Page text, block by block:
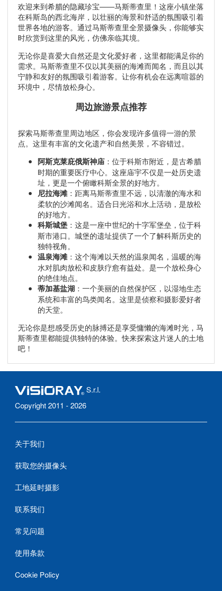
欢迎来到希腊的隐藏珍宝——马斯蒂查里！这座小镇坐落
在科斯岛的西北海岸，以壮丽的海景和舒适的氛围吸引着
世界各地的游客。通过马斯蒂查里全景摄像头，你能够实
时欣赏到这里的风光，仿佛亲临其境。
无论你是喜爱大自然还是文化爱好者，这里都能满足你的
需求。马斯蒂查里不仅以其美丽的海滩而闻名，而且以其
宁静和友好的氛围吸引着游客。让你有机会在远离喧嚣的
环境中，尽情放松身心。
周边旅游景点推荐
探索马斯蒂查里周边地区，你会发现许多值得一游的景
点。这里有丰富的文化遗产和自然美景，不容错过。
阿斯克莱庇俄斯神庙 ：位于科斯市附近，是古希腊
时期的重要医疗中心。这座庙宇不仅是一处历史遗
址，更是一个俯瞰科斯全景的好地方。
尼拉海滩 ：距离马斯蒂查里不远，以清澈的海水和
柔软的沙滩闻名。适合日光浴和水上活动，是放松
的好地方。
科斯城堡 ：这是一座中世纪的十字军堡垒，位于科
斯市港口。城堡的遗址提供了一个了解科斯历史的
独特视角。
温泉海滩 ：这个海滩以天然的温泉闻名，温暖的海
水对肌肉放松和皮肤疗愈有益处。是一个放松身心
的绝佳地点。
蒂加基盐湖 ：一个美丽的自然保护区，以湿地生态
系统和丰富的鸟类闻名。这里是侦察和摄影爱好者
的天堂。
无论你是想感受历史的脉搏还是享受慵懒的海滩时光，马
斯蒂查里都能提供独特的体验。快来探索这片迷人的土地
吧！
S.r.l.
Copyright 2011 - 2026
关于我们
获取您的摄像头
工地延时摄影
联系我们
常见问题
使用条款
Cookie Policy